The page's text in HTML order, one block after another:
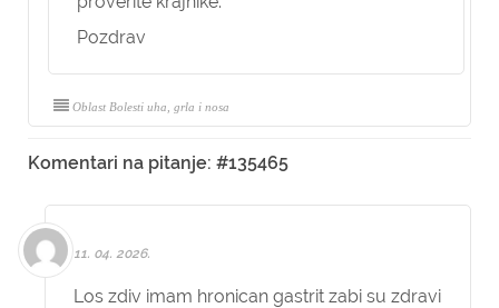
Pozdrav
Oblast Bolesti uha, grla i nosa
Komentari na pitanje: #135465
11. 04. 2026.
Los zdiv imam hronican gastrit zabi su zdravi